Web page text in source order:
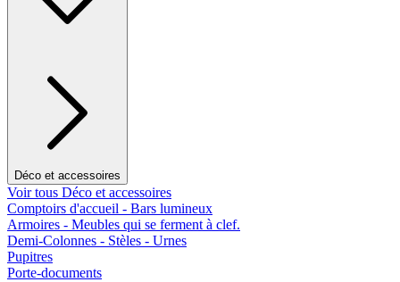
Déco et accessoires
Voir tous Déco et accessoires
Comptoirs d'accueil - Bars lumineux
Armoires - Meubles qui se ferment à clef.
Demi-Colonnes - Stèles - Urnes
Pupitres
Porte-documents